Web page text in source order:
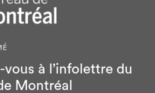
à l’infolettre du
Montréal